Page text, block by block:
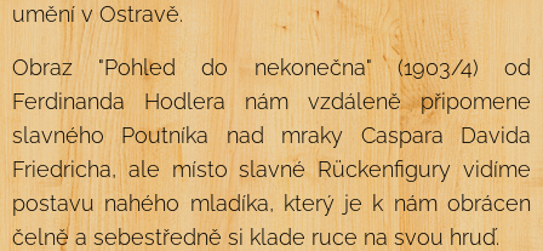
umění v Ostravě.
Obraz "Pohled do nekonečna" (1903/4) od
Ferdinanda Hodlera nám vzdáleně připomene
slavného Poutníka nad mraky Caspara Davida
Friedricha, ale místo slavné Rückenfigury vidíme
postavu nahého mladíka, který je k nám obrácen
čelně a sebestředně si klade ruce na svou hruď.